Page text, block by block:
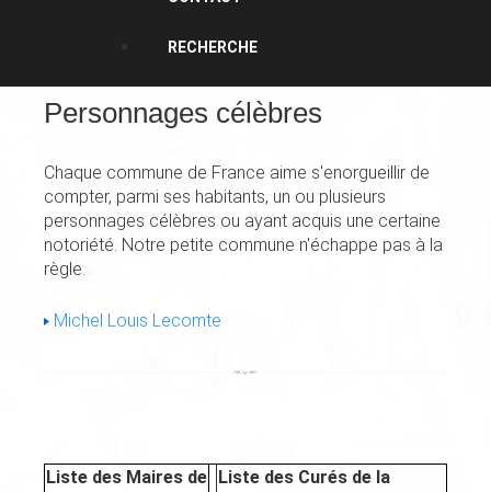
RECHERCHE
Personnages célèbres
Chaque commune de France aime s'enorgueillir de
compter, parmi ses habitants, un ou plusieurs
personnages célèbres ou ayant acquis une certaine
notoriété. Notre petite commune n'échappe pas à la
règle.
Michel Louis Lecomte
Liste des Maires de Liste des Curés de la